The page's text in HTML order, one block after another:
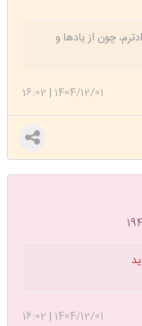
چون از یادها و
1404/12/01
|
16:02
1404/12/01
|
16:02